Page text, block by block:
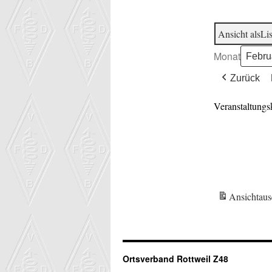
Ansicht als
Monat
Zurück
Ansicht
Ortsverband Rottweil Z48